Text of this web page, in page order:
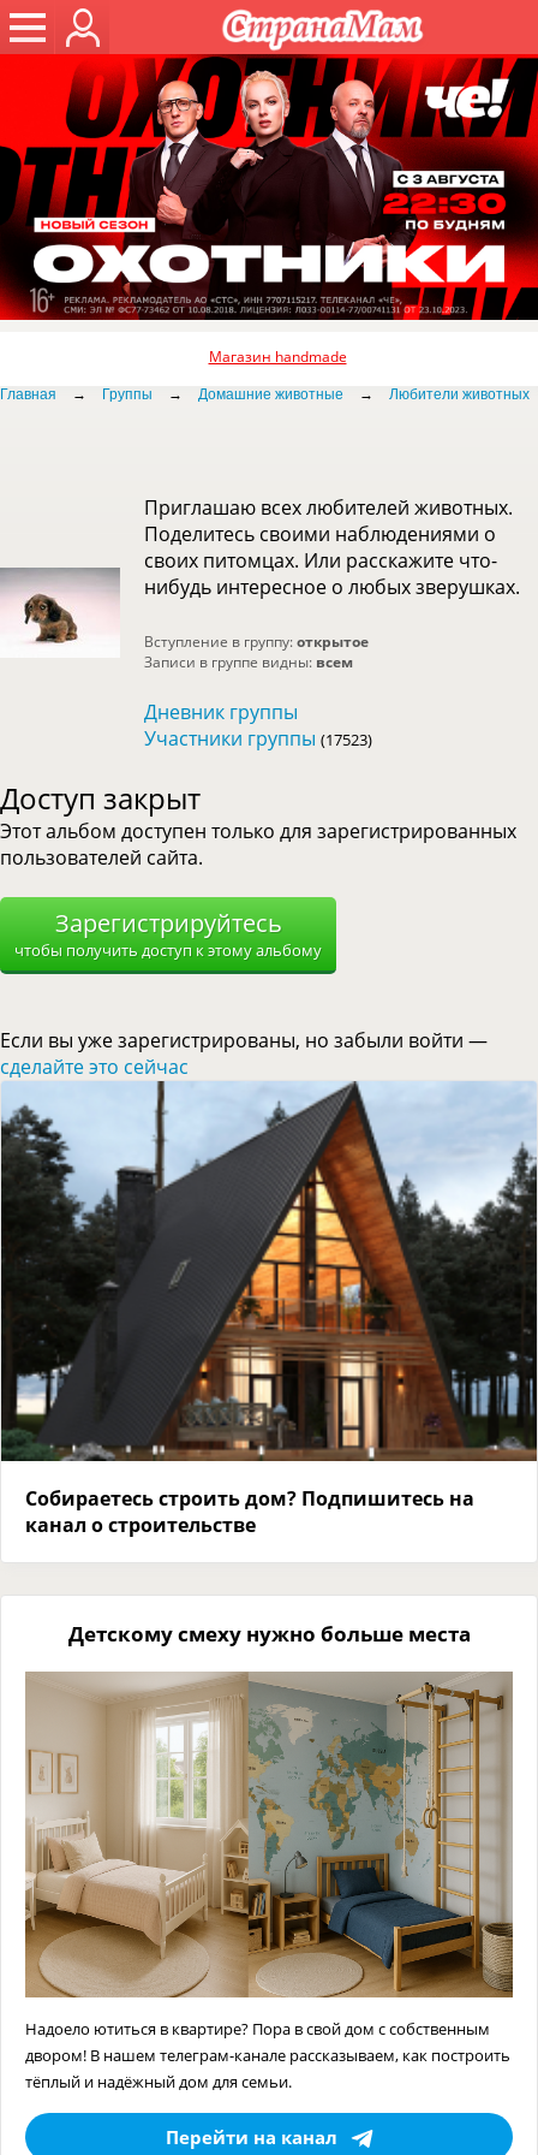
Магазин handmade
Главная → Группы → Домашние животные → Любители животных
Приглашаю всех любителей животных.
Поделитесь своими наблюдениями о
своих питомцах. Или расскажите что-
нибудь интересное о любых зверушках.
Вступление в группу:открытое
Записи в группе видны: всем
Дневник группы
Участники группы (17523)
Доступ закрыт
Этот альбом доступен только для зарегистрированных
пользователей сайта.
Зарегистрируйтесь
чтобы получить доступ к этому альбому
Если вы уже зарегистрированы, но забыли войти —
сделайте это сейчас
Собираетесь строить дом? Подпишитесь на
канал о строительстве
Детскому смеху нужно больше места
Надоело ютиться в квартире? Пора в свой дом с собственным
двором! В нашем телеграм-канале рассказываем, как построить
тёплый и надёжный дом для семьи.
Перейти на канал